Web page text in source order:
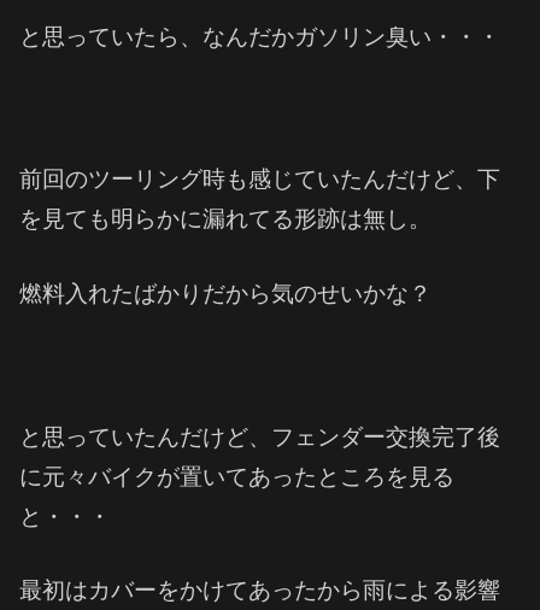
と思っていたら、なんだかガソリン臭い・・・
前回のツーリング時も感じていたんだけど、下
を見ても明らかに漏れてる形跡は無し。
燃料入れたばかりだから気のせいかな？
と思っていたんだけど、フェンダー交換完了後
に元々バイクが置いてあったところを見る
と・・・
最初はカバーをかけてあったから雨による影響